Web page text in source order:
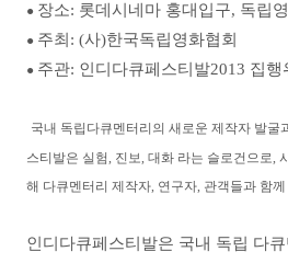
● 장소: 롯데시네마 홍대입구, 독립
● 주최: (사)한국독립영화협회
● 주관: 인디다큐페스티발2013 집행
국내 독립다큐멘터리의 새로운 제작자 발굴
스티발은 실험, 진보, 대화 라는 슬로건으로,
해 다큐멘터리 제작자, 연구자, 관객들과 함
인디다큐페스티발은 국내 독립 다